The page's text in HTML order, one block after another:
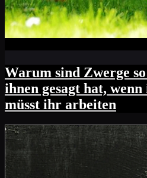
Warum sind Zwerge
ihnen gesagt hat,
müsst ihr arbeiten